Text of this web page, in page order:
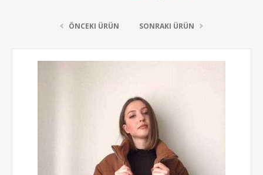
ÖNCEKI ÜRÜN SONRAKI ÜRÜN